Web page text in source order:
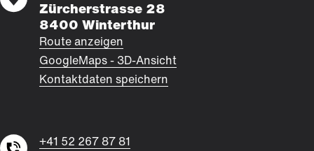
Zürcherstrasse 28
8400 Winterthur
Route anzeigen
GoogleMaps - 3D-Ansicht
Kontaktdaten speichern
+41 52 267 87 81